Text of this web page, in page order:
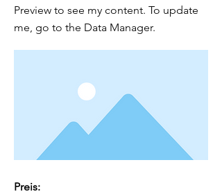
Preview to see my content. To update
me, go to the Data Manager.
Preis: